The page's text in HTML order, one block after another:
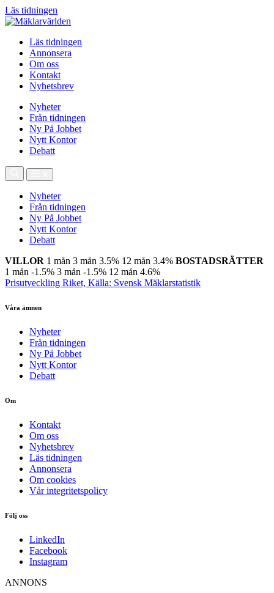
Läs tidningen
Läs tidningen
Annonsera
Om oss
Kontakt
Nyhetsbrev
Nyheter
Från tidningen
Ny På Jobbet
Nytt Kontor
Debatt
Nyheter
Från tidningen
Ny På Jobbet
Nytt Kontor
Debatt
VILLOR 1 mån 3 mån 3.5% 12 mån 3.4% BOSTADSRÄTTER
1 mån -1.5% 3 mån -1.5% 12 mån 4.6%
Prisutveckling Riket, Källa: Svensk Mäklarstatistik
Våra ämnen
Nyheter
Från tidningen
Ny På Jobbet
Nytt Kontor
Debatt
Om
Kontakt
Om oss
Nyhetsbrev
Läs tidningen
Annonsera
Om cookies
Vår integritetspolicy
Följ oss
LinkedIn
Facebook
Instagram
ANNONS